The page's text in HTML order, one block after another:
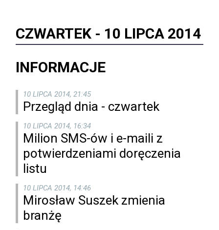
CZWARTEK - 10 LIPCA 2014
INFORMACJE
10 LIPCA 2014, 21:45
Przegląd dnia - czwartek
10 LIPCA 2014, 16:34
Milion SMS-ów i e-maili z
potwierdzeniami doręczenia
listu
10 LIPCA 2014, 14:46
Mirosław Suszek zmienia
branżę